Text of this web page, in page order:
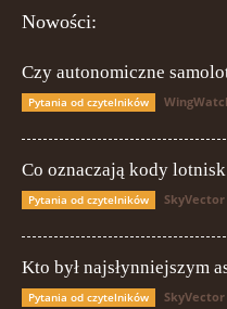
Nowości:
Czy autonomiczne
Pytania od czytelników
Co oznaczają kody
Pytania od czytelników SkyVector
Kto był najsłynniejszym
Pytania od czytelników SkyVector